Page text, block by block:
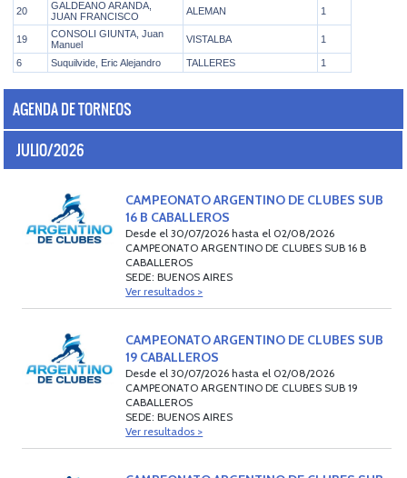
AGENDA DE TORNEOS
JULIO/2026
CAMPEONATO ARGENTINO DE CLUBES SUB
16 B CABALLEROS
Desde el 30/07/2026 hasta el 02/08/2026
CAMPEONATO ARGENTINO DE CLUBES SUB 16 B
CABALLEROS
SEDE: BUENOS AIRES
Ver resultados >
CAMPEONATO ARGENTINO DE CLUBES SUB
19 CABALLEROS
Desde el 30/07/2026 hasta el 02/08/2026
CAMPEONATO ARGENTINO DE CLUBES SUB 19
CABALLEROS
SEDE: BUENOS AIRES
Ver resultados >